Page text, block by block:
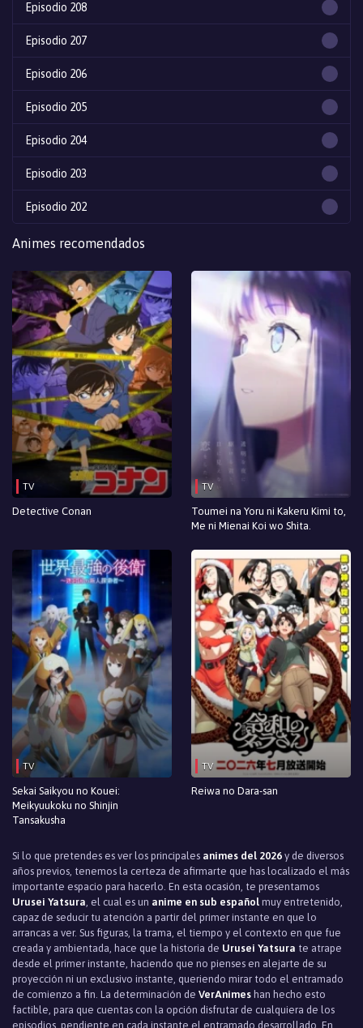
Episodio 208
Episodio 207
Episodio 206
Episodio 205
Episodio 204
Episodio 203
Episodio 202
Episodio 201
Episodio 200
Episodio 199
Episodio 198
Episodio 197
Episodio 196
Episodio 195
Episodio 194
Episodio 193
Episodio 191
Episodio 190
Episodio 189
Episodio 188
Episodio 187
Episodio 186
Episodio 185
Episodio 184
Episodio 182
Episodio 181
Episodio 180
Episodio 179
Episodio 178
Animes recomendados
TV
Detective Conan
TV
Toumei na Yoru ni Kakeru Kimi to,
Me ni Mienai Koi wo Shita.
TV
Sekai Saikyou no Kouei:
Meikyuukoku no Shinjin
Tansakusha
TV
Reiwa no Dara-san
Si lo que pretendes es ver los principales animes del 2026 y de diversos
años previos, tenemos la certeza de afirmarte que has localizado el más
importante espacio para hacerlo. En esta ocasión, te presentamos
Urusei Yatsura , el cual es un anime en sub español muy entretenido,
capaz de seducir tu atención a partir del primer instante en que lo
arrancas a ver. Sus figuras, la trama, el tiempo y el contexto en que fue
creada y ambientada, hace que la historia de Urusei Yatsura te atrape
desde el primer instante, haciendo que no pienses en alejarte de su
proyección ni un exclusivo instante, queriendo mirar todo el entramado
de comienzo a fin. La determinación de VerAnimes han hecho esto
factible, para que cuentas con la opción disfrutar de cualquiera de los
episodios, pendiente en cada instante el entramado desarrollado. En